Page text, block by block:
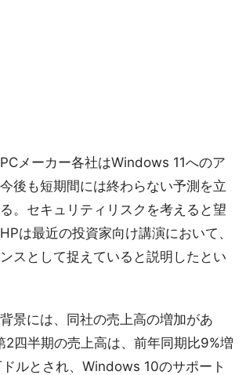
メーカー各社はWindows 11へのア
後も短期間には終わらない予測を立
。セキュリティリスクを考えると望
は最近の投資家向け講演において、
スとして捉えていると説明したとい
景には、同社の売上高の増加があ
2四半期の売上高は、前年同期比9%増
ルとされ、Windows 10のサポート